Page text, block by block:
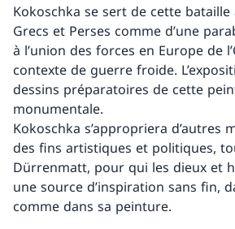
Kokoschka se sert de cette
Grecs et Perses comme d’une
à l’union des forces en Europe de
contexte de guerre froide.
dessins préparatoires de cette
monumentale.
Kokoschka s’appropriera d’autres
des fins artistiques et politiques,
Dürrenmatt, pour qui les dieux et
une source d’inspiration sans fin,
comme dans sa peinture.